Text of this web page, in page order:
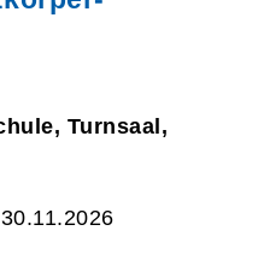
Turnsaal,